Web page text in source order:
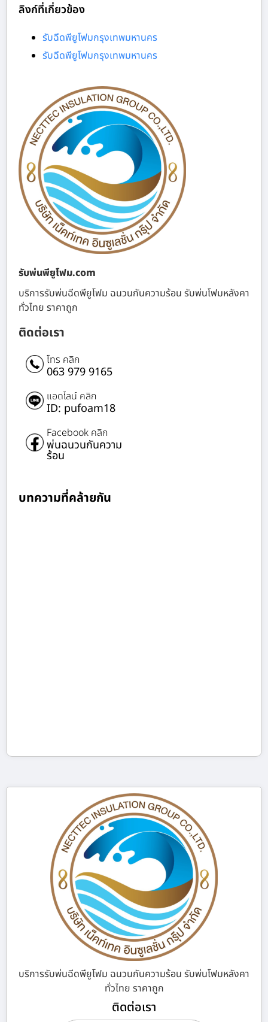
ลิงก์ที่เกี่ยวข้อง
รับฉีดพียูโฟมกรุงเทพมหานคร
รับฉีดพียูโฟมกรุงเทพมหานคร
รับพ่นพียูโฟม.com
บริการรับพ่นฉีดพียูโฟม ฉนวนกันความร้อน รับพ่นโฟมหลังคา
ทั่วไทย ราคาถูก
ติดต่อเรา
โทร คลิก
063 979 9165
แอดไลน์ คลิก
ID: pufoam18
Facebook คลิก
พ่นฉนวนกันความ
ร้อน
บทความที่คล้ายกัน
บริการรับพ่นฉีดพียูโฟม ฉนวนกันความร้อน รับพ่นโฟมหลังคา
ทั่วไทย ราคาถูก
ติดต่อเรา